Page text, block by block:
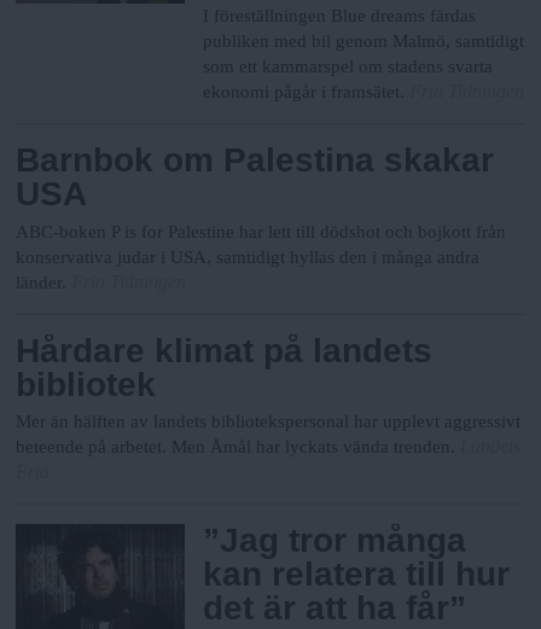
I föreställningen Blue dreams färdas
publiken med bil genom Malmö, samtidigt
som ett kammarspel om stadens svarta
ekonomi pågår i framsätet.
Barnbok om Palestina skakar
USA
ABC-boken P is for Palestine har lett till dödshot och bojkott från
konservativa judar i USA, samtidigt hyllas den i många andra
länder.
Hårdare klimat på landets
bibliotek
Mer än hälften av landets bibliotekspersonal har upplevt aggressivt
beteende på arbetet. Men Åmål har lyckats vända trenden.
”Jag tror många
kan relatera till hur
det är att ha får”